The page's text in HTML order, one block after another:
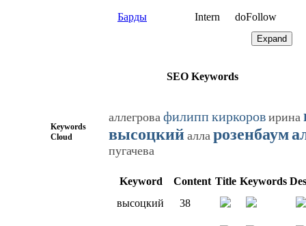
Барды Intern doFollow
Expand
SEO Keywords
Keywords
Cloud
аллегрова филипп киркоров ирина
высоцкий алла розенбаум
пугачева
Keyword Content Title Keywords
высоцкий
38